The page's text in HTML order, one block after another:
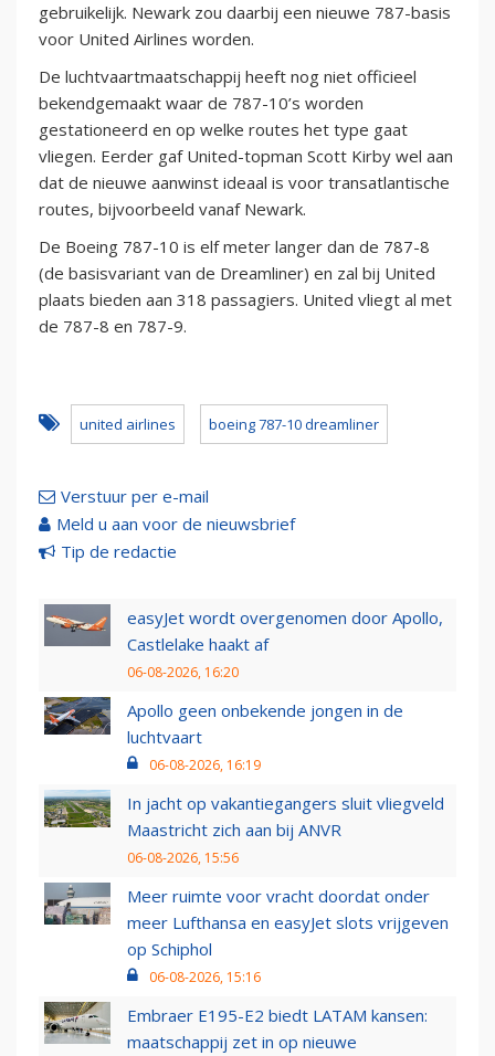
gebruikelijk. Newark zou daarbij een nieuwe 787-basis
voor United Airlines worden.
De luchtvaartmaatschappij heeft nog niet officieel
bekendgemaakt waar de 787-10’s worden
gestationeerd en op welke routes het type gaat
vliegen. Eerder gaf United-topman Scott Kirby wel aan
dat de nieuwe aanwinst ideaal is voor transatlantische
routes, bijvoorbeeld vanaf Newark.
De Boeing 787-10 is elf meter langer dan de 787-8
(de basisvariant van de Dreamliner) en zal bij United
plaats bieden aan 318 passagiers. United vliegt al met
de 787-8 en 787-9.
united airlines boeing 787-10 dreamliner
Verstuur per e-mail
Meld u aan voor de nieuwsbrief
Tip de redactie
easyJet wordt overgenomen door Apollo,
Castlelake haakt af
06-08-2026, 16:20
Apollo geen onbekende jongen in de
luchtvaart
06-08-2026, 16:19
In jacht op vakantiegangers sluit vliegveld
Maastricht zich aan bij ANVR
06-08-2026, 15:56
Meer ruimte voor vracht doordat onder
meer Lufthansa en easyJet slots vrijgeven
op Schiphol
06-08-2026, 15:16
Embraer E195-E2 biedt LATAM kansen:
maatschappij zet in op nieuwe